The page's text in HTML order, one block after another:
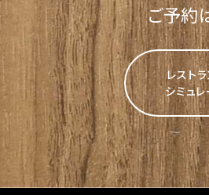
ご予約
レスト
シミュ